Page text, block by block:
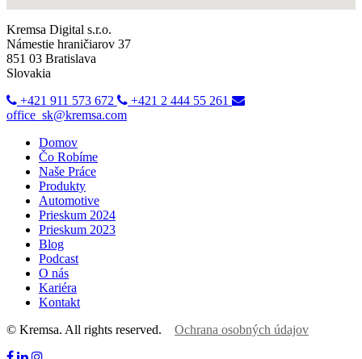
Kremsa Digital s.r.o.
Námestie hraničiarov 37
851 03 Bratislava
Slovakia
+421 911 573 672
+421 2 444 55 261
office_sk@kremsa.com
Domov
Čo Robíme
Naše Práce
Produkty
Automotive
Prieskum 2024
Prieskum 2023
Blog
Podcast
O nás
Kariéra
Kontakt
© Kremsa. All rights reserved. Ochrana osobných údajov